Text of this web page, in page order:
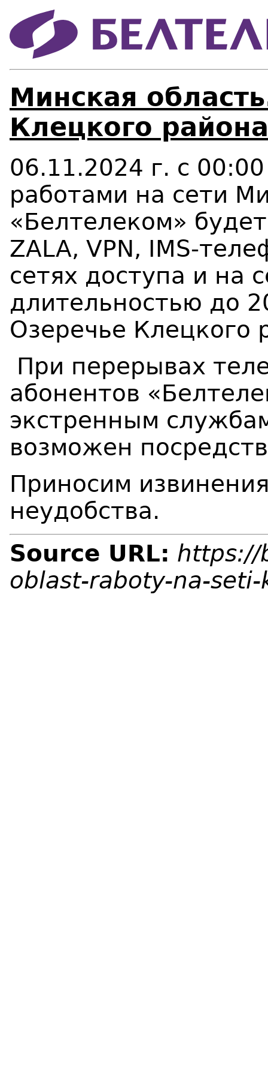
Минская
Клецкого
06.11.2024 г. с
работами на сети
«Белтелеком» будет
ZALA, VPN, IMS-
сетях доступа и на
длительностью до
Озеречье Клецкого
При перерывах
абонентов
экстренным
возможен
Приносим
неудобства.
Source URL: https://
oblast-raboty-na-